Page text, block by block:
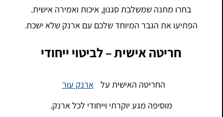
בחרו מתנה שמשלבת סגנון, איכות ואמירה אישית.
הפתיעו את הגבר המיוחד שלכם עם ארנק שלא ישכח.
חריטה אישית – לביטוי ייחודי
החריטה האישית על
ארנק עור
מוסיפה מגע יוקרתי וייחודי לכל ארנק.